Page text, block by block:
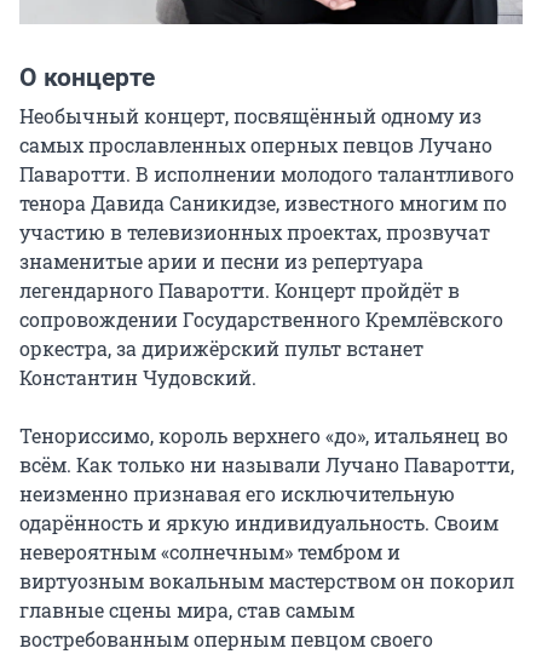
О концерте
Необычный концерт, посвящённый одному из
самых прославленных оперных певцов Лучано
Паваротти. В исполнении молодого талантливого
тенора Давида Саникидзе, известного многим по
участию в телевизионных проектах, прозвучат
знаменитые арии и песни из репертуара
легендарного Паваротти. Концерт пройдёт в
сопровождении Государственного Кремлёвского
оркестра, за дирижёрский пульт встанет
Константин Чудовский.
Тенориссимо, король верхнего «до», итальянец во
всём. Как только ни называли Лучано Паваротти,
неизменно признавая его исключительную
одарённость и яркую индивидуальность. Своим
невероятным «солнечным» тембром и
виртуозным вокальным мастерством он покорил
главные сцены мира, став самым
востребованным оперным певцом своего